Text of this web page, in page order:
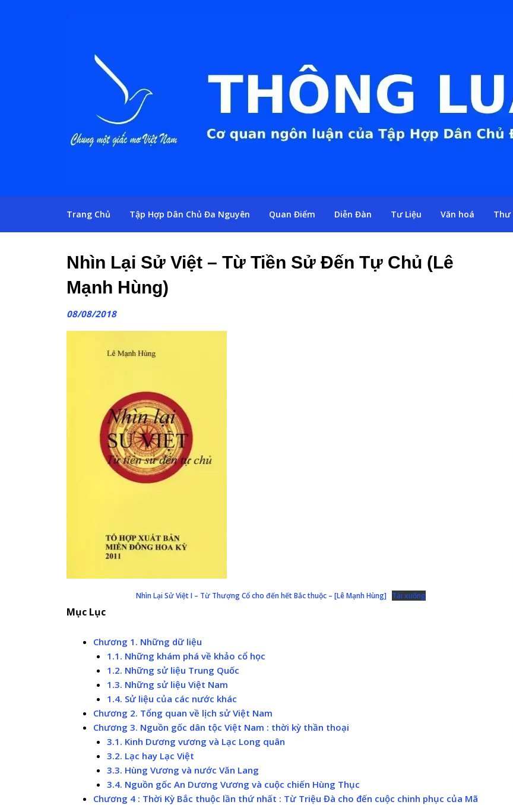
Trang Chủ Tập Hợp Dân Chủ Đa Nguyên Quan Điểm Diễn Đàn Tư Liệu Văn hoá Thư
Nhìn Lại Sử Việt – Từ Tiền Sử Đến Tự Chủ (Lê
Mạnh Hùng)
08/08/2018
Nhìn Lại Sử Việt I – Từ Thượng Cổ cho đến hết Bắc thuộc – [Lê Mạnh Hùng] Tải xuống
Mục Lục
Chương 1. Những dữ liệu
1.1. Những khám phá về khảo cổ học
1.2. Những sử liệu Trung Quốc
1.3. Những sử liệu Việt Nam
1.4. Sử liệu của các nước khác
Chương 2. Tổng quan về lịch sử Việt Nam
Chương 3. Nguồn gốc dân tộc Việt Nam : thời kỳ thần thoại
3.1. Kinh Dương vương và Lạc Long quân
3.2. Lạc hay Lạc Việt
3.3. Hùng Vương và nước Văn Lang
3.4. Nguồn gốc An Dương Vương và cuộc chiến Hùng Thục
Chương 4 : Thời Kỳ Bắc thuộc lần thứ nhất : Từ Triệu Đà cho đến cuộc chinh phục của Mã